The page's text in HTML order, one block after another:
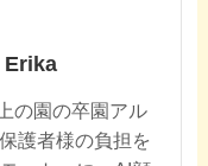
Erika
の園の卒園アル
護者様の負担を